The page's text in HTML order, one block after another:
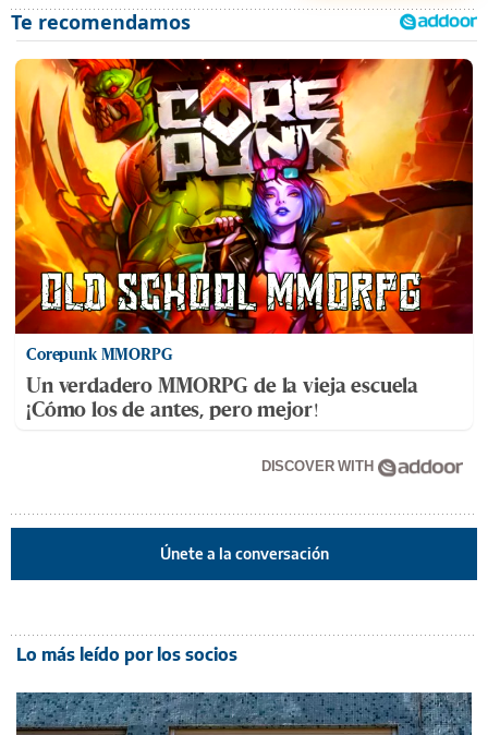
Corepunk MMORPG
Un verdadero MMORPG de la vieja escuela
¡Cómo los de antes, pero mejor!
DISCOVER WITH
Únete a la conversación
Lo más leído por los socios